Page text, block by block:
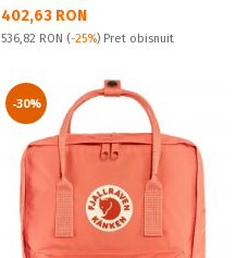
Текуща цена:
402,63 RON
Pret obisnuit:
536,82 RON (-25%) Pret obisnuit
-30%